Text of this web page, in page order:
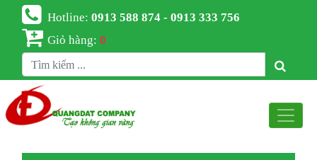
Hotline:0913 588 874 - 0913 333 756
Giỏ hàng:0